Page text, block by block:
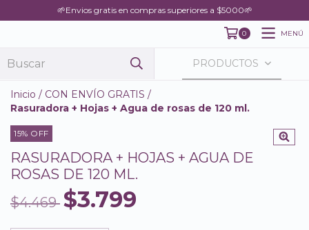
🌱Envios gratis en compras superiores a $5000🌱
0 MENÚ
PRODUCTOS
Inicio / CON ENVÍO GRATIS /
Rasuradora + Hojas + Agua de rosas de 120 ml.
15% OFF
RASURADORA + HOJAS + AGUA DE
ROSAS DE 120 ML.
$4.469 $3.799